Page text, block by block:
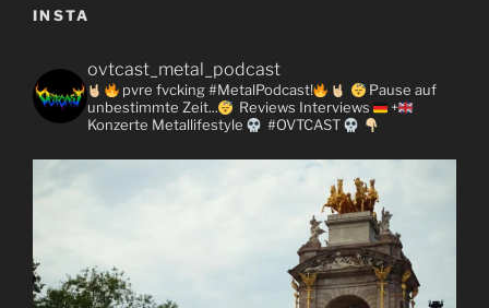
INSTA
ovtcast_metal_podcast
pvre fvcking #MetalPodcast!
Pause auf
unbestimmte Zeit...
Reviews Interviews
+
Konzerte Metallifestyle #OVTCAST